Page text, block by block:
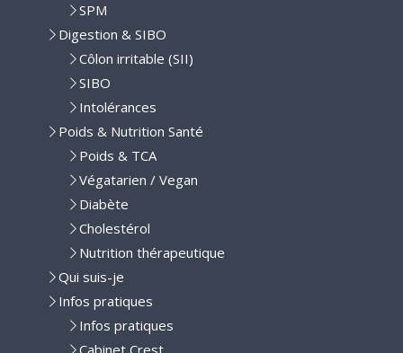
SPM
Digestion & SIBO
Côlon irritable (SII)
SIBO
Intolérances
Poids & Nutrition Santé
Poids & TCA
Végatarien / Vegan
Diabète
Cholestérol
Nutrition thérapeutique
Qui suis-je
Infos pratiques
Infos pratiques